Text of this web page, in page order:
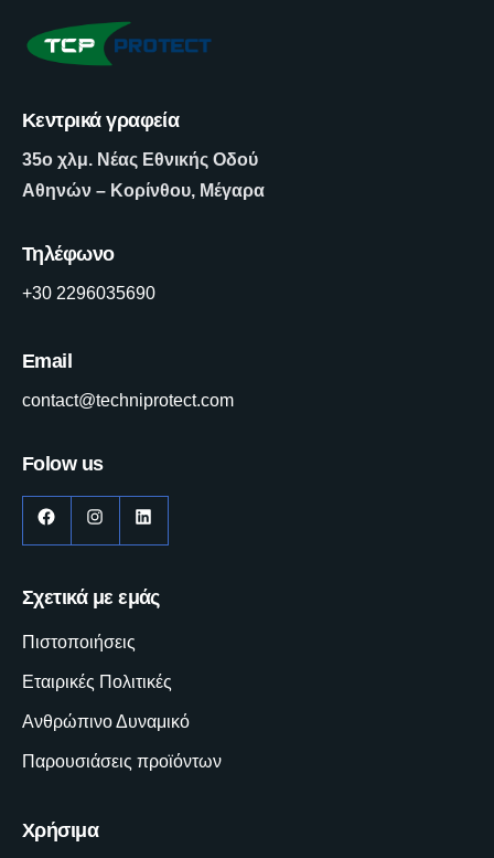
Κεντρικά γραφεία
35ο χλμ. Νέας Εθνικής Οδού
Αθηνών – Κορίνθου, Μέγαρα
Τηλέφωνο
+30 2296035690
Email
contact@techniprotect.com
Folow us
FacebookInstagramLinkedIn
Σχετικά με εμάς
Πιστοποιήσεις
Εταιρικές Πολιτικές
Ανθρώπινο Δυναμικό
Παρουσιάσεις προϊόντων
Χρήσιμα